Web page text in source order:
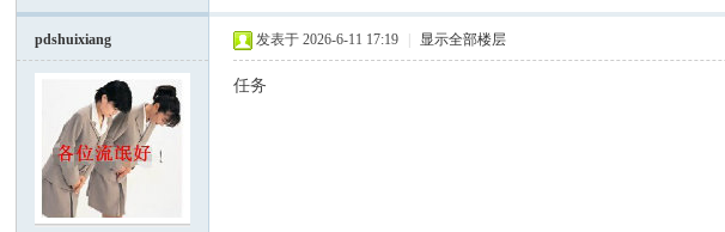
pdshuixiang 发表于 2026-6-11 17:19 显示全部楼层
任务